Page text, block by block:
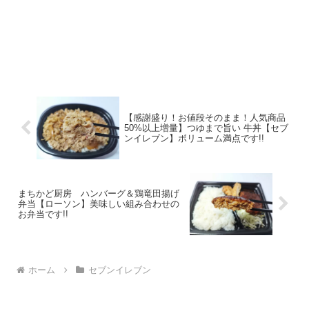
【感謝盛り！お値段そのまま！人気商品
50%以上増量】つゆまで旨い 牛丼【セブ
ンイレブン】ボリューム満点です!!
まちかど厨房 ハンバーグ＆鶏竜田揚げ
弁当【ローソン】美味しい組み合わせの
お弁当です!!
ホーム セブンイレブン